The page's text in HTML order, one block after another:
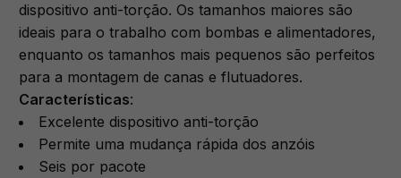
dispositivo anti-torção. Os tamanhos maiores são
ideais para o trabalho com bombas e alimentadores,
enquanto os tamanhos mais pequenos são perfeitos
para a montagem de canas e flutuadores.
Características:
Excelente dispositivo anti-torção
Permite uma mudança rápida dos anzóis
Seis por pacote